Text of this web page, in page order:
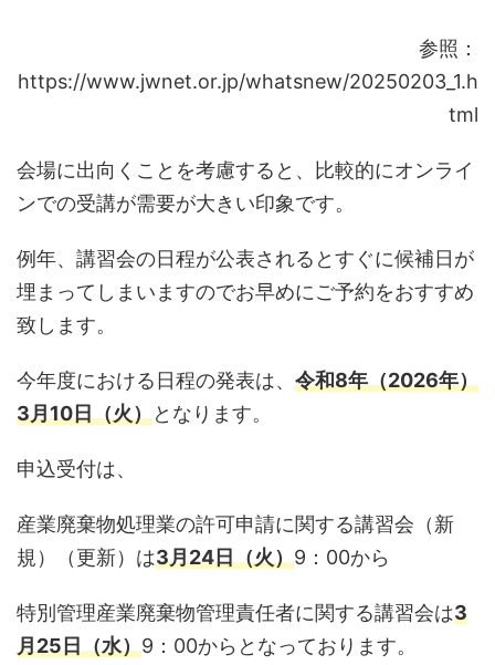
参照：
https://www.jwnet.or.jp/whatsnew/20250203_1.h
tml
会場に出向くことを考慮すると、比較的にオンライ
ンでの受講が需要が大きい印象です。
例年、講習会の日程が公表されるとすぐに候補日が
埋まってしまいますのでお早めにご予約をおすすめ
致します。
今年度における日程の発表は、 令和8年（2026年）
3月10日（火）となります。
申込受付は、
産業廃棄物処理業の許可申請に関する講習会（新
規）（更新）は3月24日（火）9：00から
特別管理産業廃棄物管理責任者に関する講習会は3
月25日（水）9：00からとなっております。